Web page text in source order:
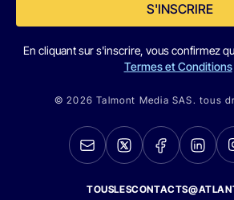
S'INSCRIRE
En cliquant sur s'inscrire, vous confirmez
Termes et Conditions
© 2026 Talmont Media SAS. tous